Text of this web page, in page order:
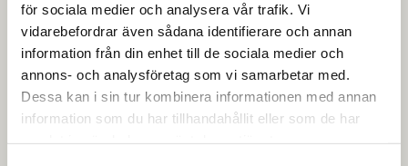
för sociala medier och analysera vår trafik. Vi
vidarebefordrar även sådana identifierare och annan
information från din enhet till de sociala medier och
annons- och analysföretag som vi samarbetar med.
Dessa kan i sin tur kombinera informationen med annan
information som du har tillhandahållit eller som de har
Ansök om medlemskap
Gör som över 4500 andra frisörföretagare
och få en enklare vardag.